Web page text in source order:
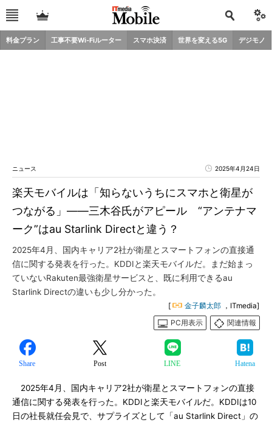
料金プラン 工事不要Wi-Fiルーター スマホ決済 世界を変える5G デジモノ
ニュース 2025年4月24日
楽天モバイルは「知らないうちにスマホと衛星が
つながる」――三木谷氏がアピール “アンテナマ
ーク”はau Starlink Directと違う？
2025年4月、国内キャリア2社が衛星とスマートフォンの直接通
信に関する発表を行った。KDDIと楽天モバイルだ。まだ始まっ
ていないRakuten最強衛星サービスと、既に利用できるau
Starlink Directの違いも少し分かった。
[ 金子麟太郎 ，ITmedia]
PC用表示
関連情報
Share Post LINE Hatena
2025年4月、国内キャリア2社が衛星とスマートフォンの直接
通信に関する発表を行った。KDDIと楽天モバイルだ。KDDIは10
日の社長就任会見で、サプライズとして「au Starlink Direct」の